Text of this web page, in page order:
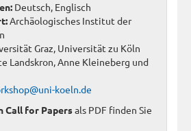
Deutsch, Englisch
Archäologisches Institut der
Graz, Universität zu Köln
Landskron, Anne Kleineberg und
koeln.de
Call for Papersals PDF finden Sie